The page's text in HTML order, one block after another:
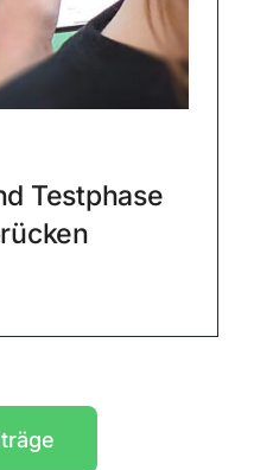
Testphase